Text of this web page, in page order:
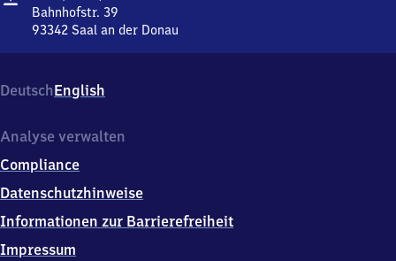
(Donau)
Bahnhofstr. 39
93342 Saal an der Donau
Bahnhofstr.
39,
3
4
2
an
der
DeutschEnglish
Analyse verwalten
Compliance
Datenschutzhinweise
Informationen zur Barrierefreiheit
Impressum